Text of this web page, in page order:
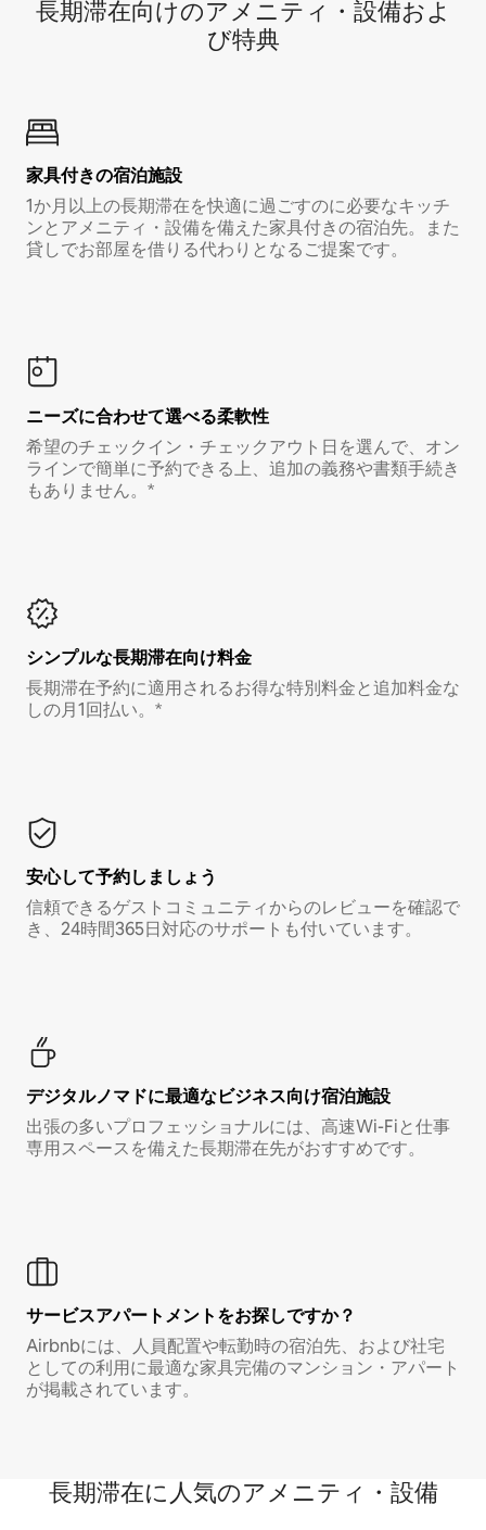
長期滞在向け⁠のア⁠メ⁠ニ⁠テ⁠ィ⁠・設⁠備⁠およ
び特⁠典
家具付き⁠の宿⁠泊⁠施⁠設
1か月以上の長期滞在を快適に過ごすのに必要なキッチ
ンとアメニティ・設備を備えた家具付きの宿泊先。また
貸しでお部屋を借りる代わりとなるご提案です。
ニーズに合わせて選べる柔軟性
希望のチェックイン・チェックアウト日を選んで、オン
ラインで簡単に予約できる上、追加の義務や書類手続き
もありません。*
シンプルな長期滞在向け料金
長期滞在予約に適用されるお得な特別料金と追加料金な
しの月1回払い。*
安心して予約しましょう
信頼できるゲストコミュニティからのレビューを確認で
き、24時間365日対応のサポートも付いています。
デジタルノマド⁠に最⁠適⁠なビ⁠ジ⁠ネ⁠ス⁠向⁠け宿⁠泊⁠施⁠設
出張の多いプロフェッショナルには、高速Wi-Fiと仕事
専用スペースを備えた長期滞在先がおすすめです。
サービスアパートメントをお探しですか？
Airbnbには、人員配置や転勤時の宿泊先、および社宅
としての利用に最適な家具完備のマンション・アパート
が掲載されています。
長期滞在に人気のアメニティ・設備